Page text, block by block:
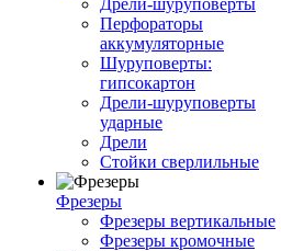
Дрели-шуруповерты
Перфораторы
аккумуляторные
Шуруповерты:
гипсокартон
Дрели-шуруповерты
ударные
Дрели
Стойки сверлильные
Фрезеры
Фрезеры вертикальные
Фрезеры кромочные